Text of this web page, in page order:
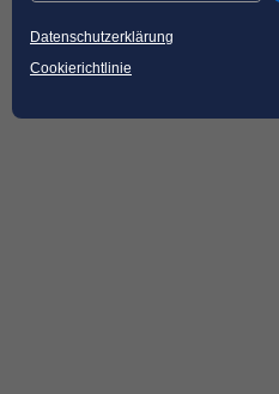
Datenschutzerklärung
Cookierichtlinie